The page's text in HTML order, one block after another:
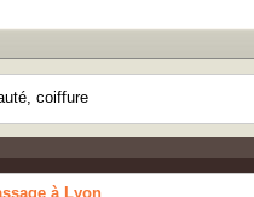
coiffure
à Lyon